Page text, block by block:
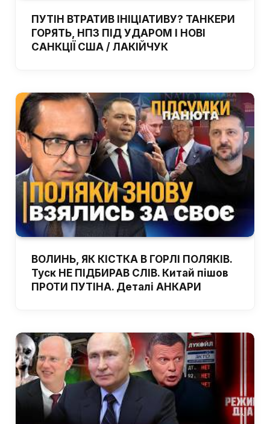
ПУТІН ВТРАТИВ ІНІЦІАТИВУ? ТАНКЕРИ
ГОРЯТЬ, НПЗ ПІД УДАРОМ І НОВІ
САНКЦІЇ США / ЛАКІЙЧУК
ВОЛИНЬ, ЯК КІСТКА В ГОРЛІ ПОЛЯКІВ.
Туск НЕ ПІДБИРАВ СЛІВ. Китай пішов
ПРОТИ ПУТІНА. Деталі АНКАРИ